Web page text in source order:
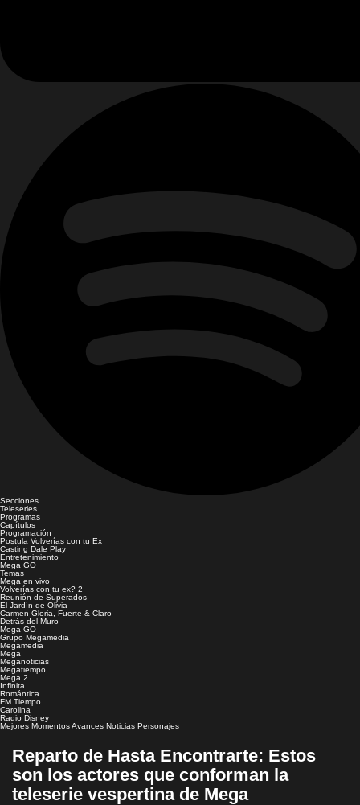
Secciones
Teleseries
Programas
Capítulos
Programación
Postula Volverías con tu Ex
Casting Dale Play
Entretenimiento
Mega GO
Temas
Mega en vivo
Volverías con tu ex? 2
Reunión de Superados
El Jardín de Olivia
Carmen Gloria, Fuerte & Claro
Detrás del Muro
Mega GO
Grupo Megamedia
Megamedia
Mega
Meganoticias
Megatiempo
Mega 2
Infinita
Romántica
FM Tiempo
Carolina
Radio Disney
Mejores MomentosAvances Noticias Personajes
Reparto de Hasta Encontrarte: Estos
son los actores que conforman la
teleserie vespertina de Mega